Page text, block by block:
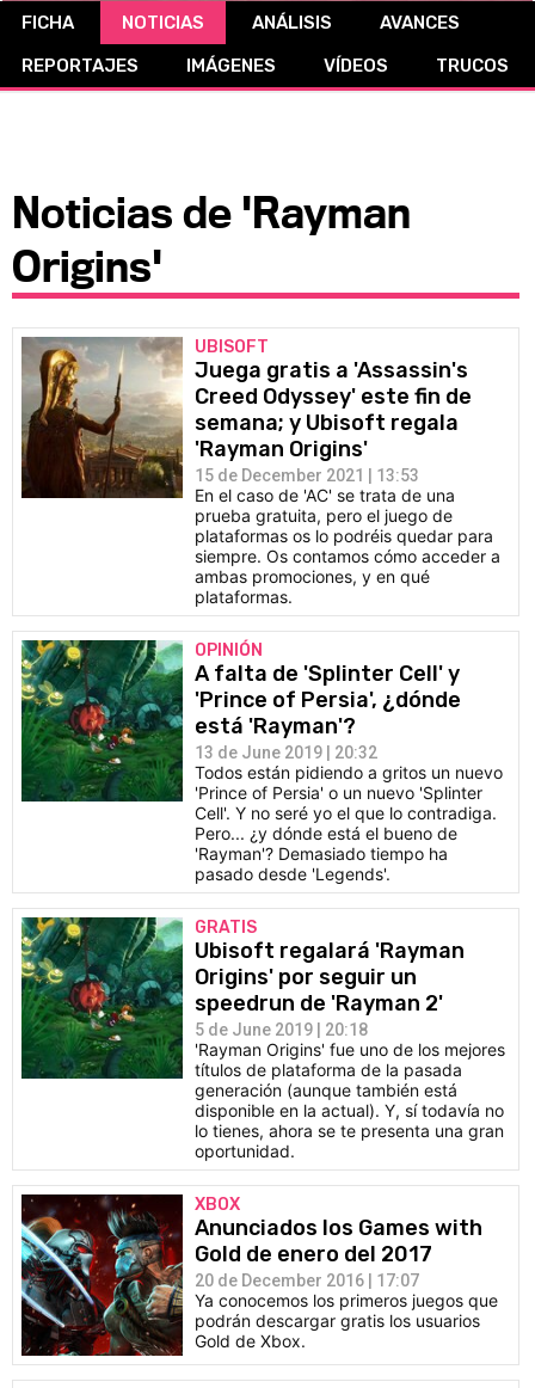
CÓMICS
MANGA
FICHA NOTICIAS ANÁLISIS
AVANCES
REPORTAJES
IMÁGENES VÍDEOS TRUCOS
Noticias de 'Rayman
Origins'
UBISOFT
Juega gratis a 'Assassin's
Creed Odyssey' este fin de
semana; y Ubisoft regala
'Rayman Origins'
15 de December 2021 | 13:53
En el caso de 'AC' se trata de una
prueba gratuita, pero el juego de
plataformas os lo podréis quedar para
siempre. Os contamos cómo acceder a
ambas promociones, y en qué
plataformas.
OPINIÓN
A falta de 'Splinter Cell' y
'Prince of Persia', ¿dónde
está 'Rayman'?
13 de June 2019 | 20:32
Todos están pidiendo a gritos un nuevo
'Prince of Persia' o un nuevo 'Splinter
Cell'. Y no seré yo el que lo contradiga.
Pero... ¿y dónde está el bueno de
'Rayman'? Demasiado tiempo ha
pasado desde 'Legends'.
GRATIS
Ubisoft regalará 'Rayman
Origins' por seguir un
speedrun de 'Rayman 2'
5 de June 2019 | 20:18
'Rayman Origins' fue uno de los mejores
títulos de plataforma de la pasada
generación (aunque también está
disponible en la actual). Y, sí todavía no
lo tienes, ahora se te presenta una gran
oportunidad.
XBOX
Anunciados los Games with
Gold de enero del 2017
20 de December 2016 | 17:07
Ya conocemos los primeros juegos que
podrán descargar gratis los usuarios
Gold de Xbox.